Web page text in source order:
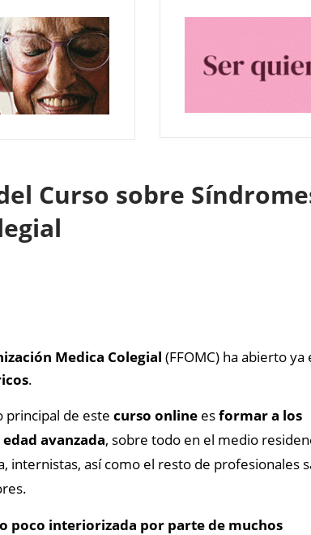
Curso sobre
Medica Colegial (FFOMC) ha abierto
.
principal de este curso online esformar a los
avanzada, sobre todo en el medio
internistas, así como el resto de profesionales
poco interiorizada por parte de muchos